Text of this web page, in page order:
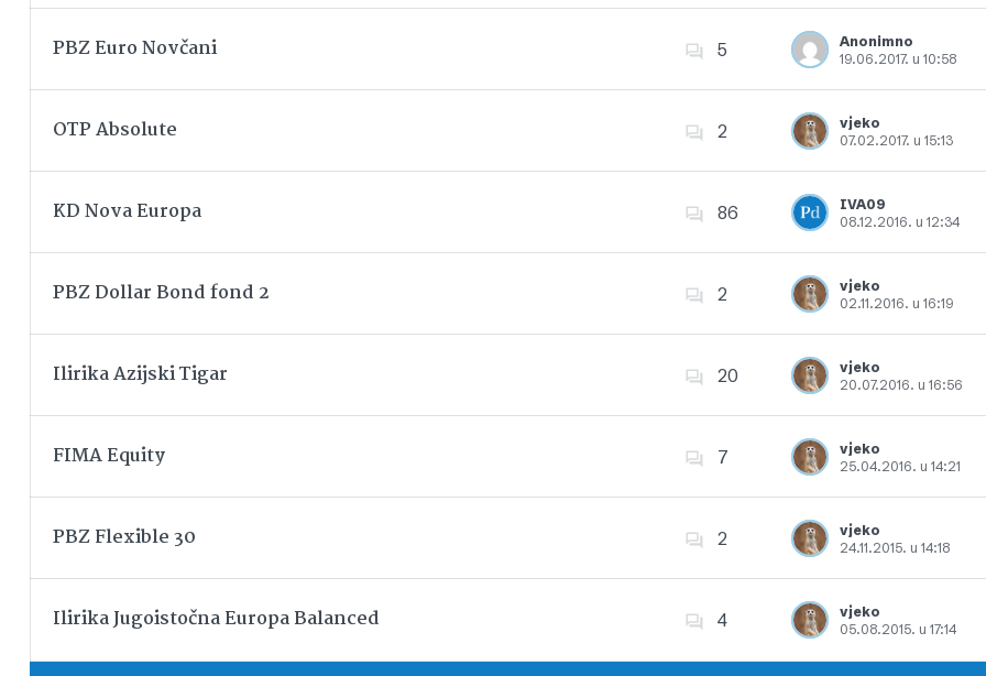
Dodajte u favorite
PBZ Euro Novčani 5
Anonimno
19.06.2017. u 10:58
Dodajte u favorite
OTP Absolute 2
vjeko
07.02.2017. u 15:13
Dodajte u favorite
KD Nova Europa 86
IVA09
08.12.2016. u 12:34
Dodajte u favorite
PBZ Dollar Bond fond 2 2
vjeko
02.11.2016. u 16:19
Dodajte u favorite
Ilirika Azijski Tigar 20
vjeko
20.07.2016. u 16:56
Dodajte u favorite
FIMA Equity 7
vjeko
25.04.2016. u 14:21
Dodajte u favorite
PBZ Flexible 30 2
vjeko
24.11.2015. u 14:18
Dodajte u favorite
Ilirika Jugoistočna Europa Balanced 4
vjeko
05.08.2015. u 17:14